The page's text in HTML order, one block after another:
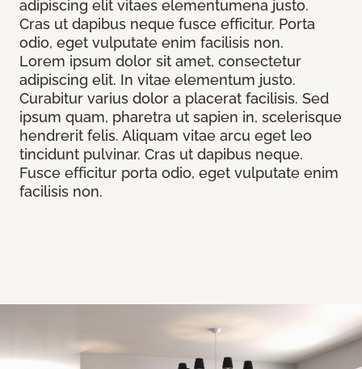
adipiscing elit vitaes elementumena justo.
Cras ut dapibus neque fusce efficitur. Porta
odio, eget vulputate enim facilisis non.
Lorem ipsum dolor sit amet, consectetur
adipiscing elit. In vitae elementum justo.
Curabitur varius dolor a placerat facilisis. Sed
ipsum quam, pharetra ut sapien in, scelerisque
hendrerit felis. Aliquam vitae arcu eget leo
tincidunt pulvinar. Cras ut dapibus neque.
Fusce efficitur porta odio, eget vulputate enim
facilisis non.